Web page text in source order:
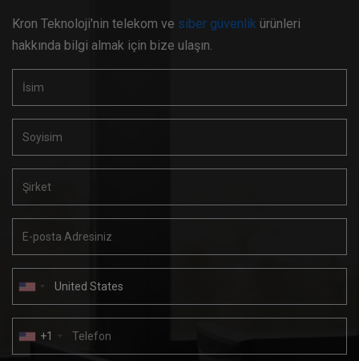
Kron Teknoloji'nin telekom ve siber güvenlik ürünleri
hakkında bilgi almak için bize ulaşın.
+1